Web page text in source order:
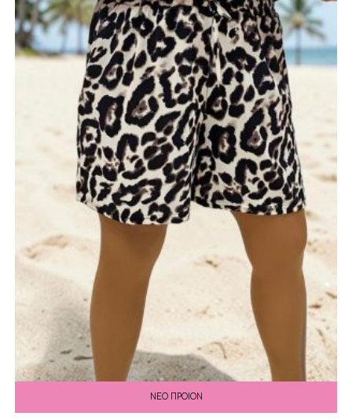
ΝΕΟ ΠΡΟΙΟΝ